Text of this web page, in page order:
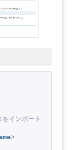
インポート
>